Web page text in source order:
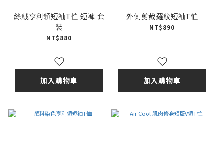
絲絨亨利領短袖T恤 短褲 套
裝
NT$880
加入購物車
外側剪裁羅紋短袖T恤
NT$890
加入購物車